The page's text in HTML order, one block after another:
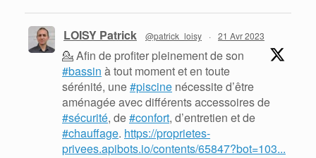
LOISY Patrick @patrick_loisy · 21 Avr 2023
💁 Afin de profiter pleinement de son
#bassin à tout moment et en toute
sérénité, une#piscine nécessite d’être
aménagée avec différents accessoires de
#sécurité, de#confort, d’entretien et de
#chauffage. https://proprietes-
privees.apibots.io/contents/65847?bot=103...